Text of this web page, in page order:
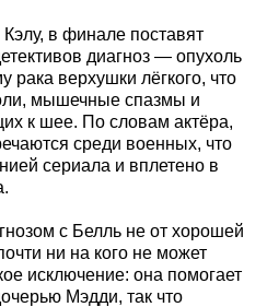
в финале поставят
диагноз — опухоль
рака верхушки лёгкого, что
мышечные спазмы и
к шее. По словам актёра,
среди военных, что
сериала и вплетено в
с Белль не от хорошей
ни на кого не может
исключение: она помогает
Мэдди, так что